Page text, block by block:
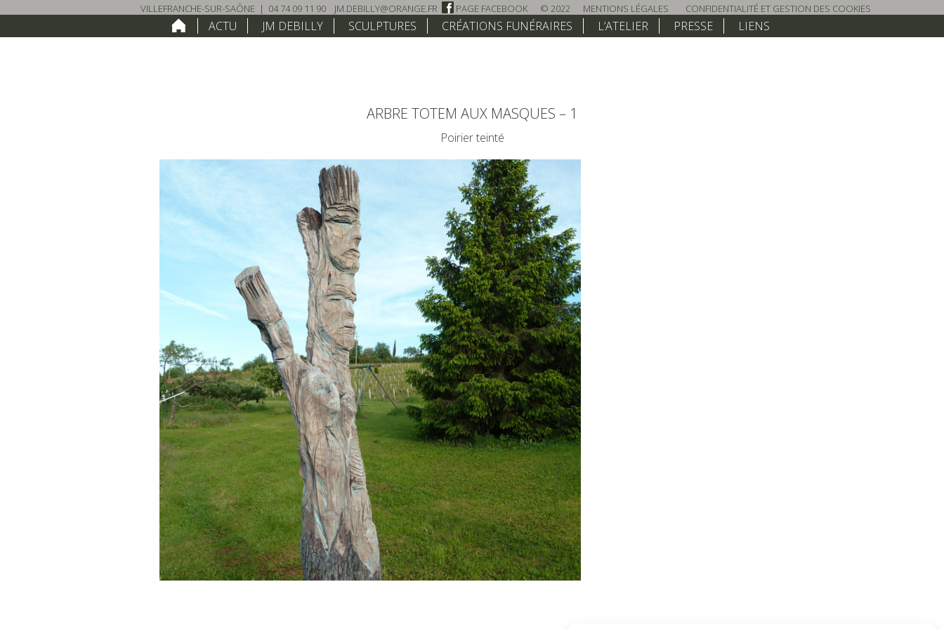
VILLEFRANCHE-SUR-SAÔNE | 04 74 09 11 90 JM.DEBILLY@ORANGE.FR PAGE FACEBOOK © 2022 MENTIONS LÉGALES CONFIDENTIALITÉ ET GESTION DES COOKIES
HOME ACTU JM DEBILLY SCULPTURES CRÉATIONS FUNÉRAIRES L’ATELIER PRESSE LIENS
ARBRE TOTEM AUX MASQUES – 1
Poirier teinté